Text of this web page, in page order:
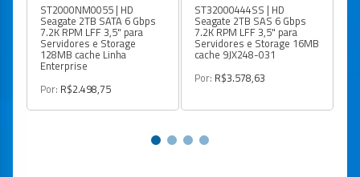
ST2000NM0055 | HD
Seagate 2TB SATA 6 Gbps
7.2K RPM LFF 3,5" para
Servidores e Storage
128MB cache Linha
Enterprise
Por: R$2.498,75
ST32000444SS | HD
Seagate 2TB SAS 6 Gbps
7.2K RPM LFF 3,5" para
Servidores e Storage 16MB
cache 9JX248-031
Por: R$3.578,63